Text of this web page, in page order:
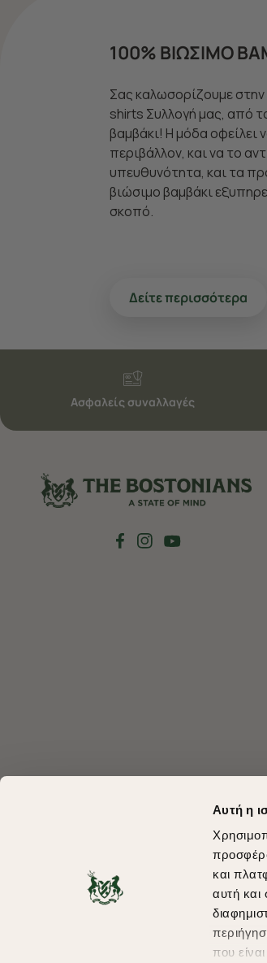
Αυτή η
και
αυτή και
που
100% ΒΙΩΣΙΜΟ
Σας καλωσορίζουμε
shirts Συλλογή μας, από
βαμβάκι! Η μόδα οφείλει
περιβάλλον, και να το
υπευθυνότητα, και τα
βιώσιμο βαμβάκι
σκοπό.
Δείτε περισσότερα
Ασφαλείς συναλλαγές